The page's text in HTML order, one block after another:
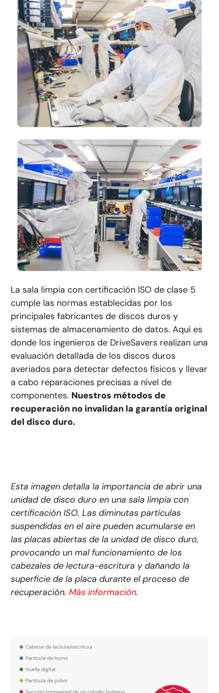
La sala limpia con certificación ISO de clase 5
cumple las normas establecidas por los
principales fabricantes de discos duros y
sistemas de almacenamiento de datos. Aquí es
donde los ingenieros de DriveSavers realizan una
evaluación detallada de los discos duros
averiados para detectar defectos físicos y llevar
a cabo reparaciones precisas a nivel de
componentes. Nuestros métodos de
recuperación no invalidan la garantía original
del disco duro.
Esta imagen detalla la importancia de abrir una
unidad de disco duro en una sala limpia con
certificación ISO. Las diminutas partículas
suspendidas en el aire pueden acumularse en
las placas abiertas de la unidad de disco duro,
provocando un mal funcionamiento de los
cabezales de lectura-escritura y dañando la
superficie de la placa durante el proceso de
recuperación.Más información.